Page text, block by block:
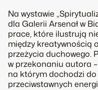
Na wystawie
dla Galerii Arsenał w
prace, które ilustrują
między kreatywnością
przeżycia duchowego.
w przekonaniu autora
na którym dochodzi
przeciwstawnych